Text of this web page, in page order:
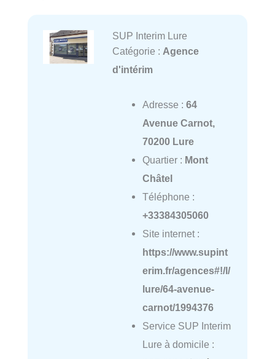
SUP Interim Lure
Catégorie : Agence
d'intérim
Adresse : 64
Avenue Carnot,
70200 Lure
Quartier : Mont
Châtel
Téléphone :
+33384305060
Site internet :
https://www.supint
erim.fr/agences#!/l/
lure/64-avenue-
carnot/1994376
Service SUP Interim
Lure à domicile :